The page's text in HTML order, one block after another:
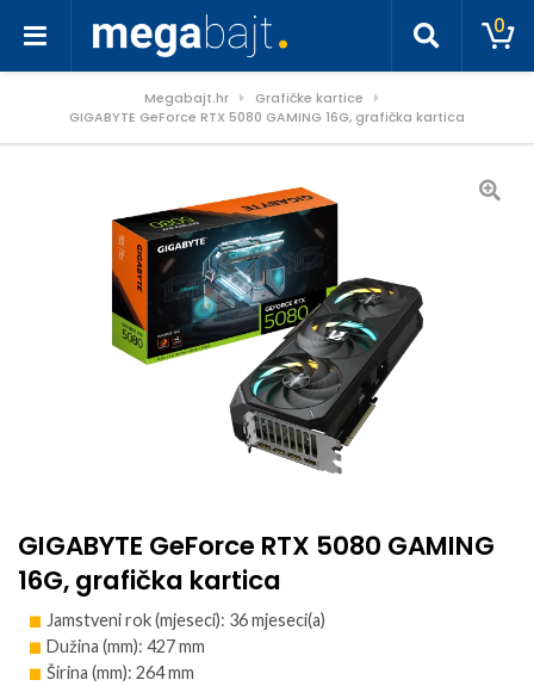
0
Megabajt.hr
Grafičke kartice
GIGABYTE GeForce RTX 5080 GAMING 16G, grafička kartica
GIGABYTE GeForce RTX 5080 GAMING
16G, grafička kartica
Jamstveni rok (mjeseci): 36 mjeseci(a)
Dužina (mm): 427 mm
Širina (mm): 264 mm